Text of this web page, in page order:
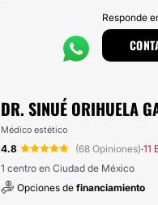
Responde
DR. SINUÉ ORIHUELA
Médico estético
4.8 (68 Opiniones)·11
1 centro en Ciudad de México
Opciones de financiamiento